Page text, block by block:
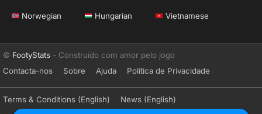
Norwegian Hungarian Vietnamese
© FootyStats - Construído com amor pelo jogo
Contacta-nos
Sobre Ajuda Política de Privacidade
Terms & Conditions (English) News (English)